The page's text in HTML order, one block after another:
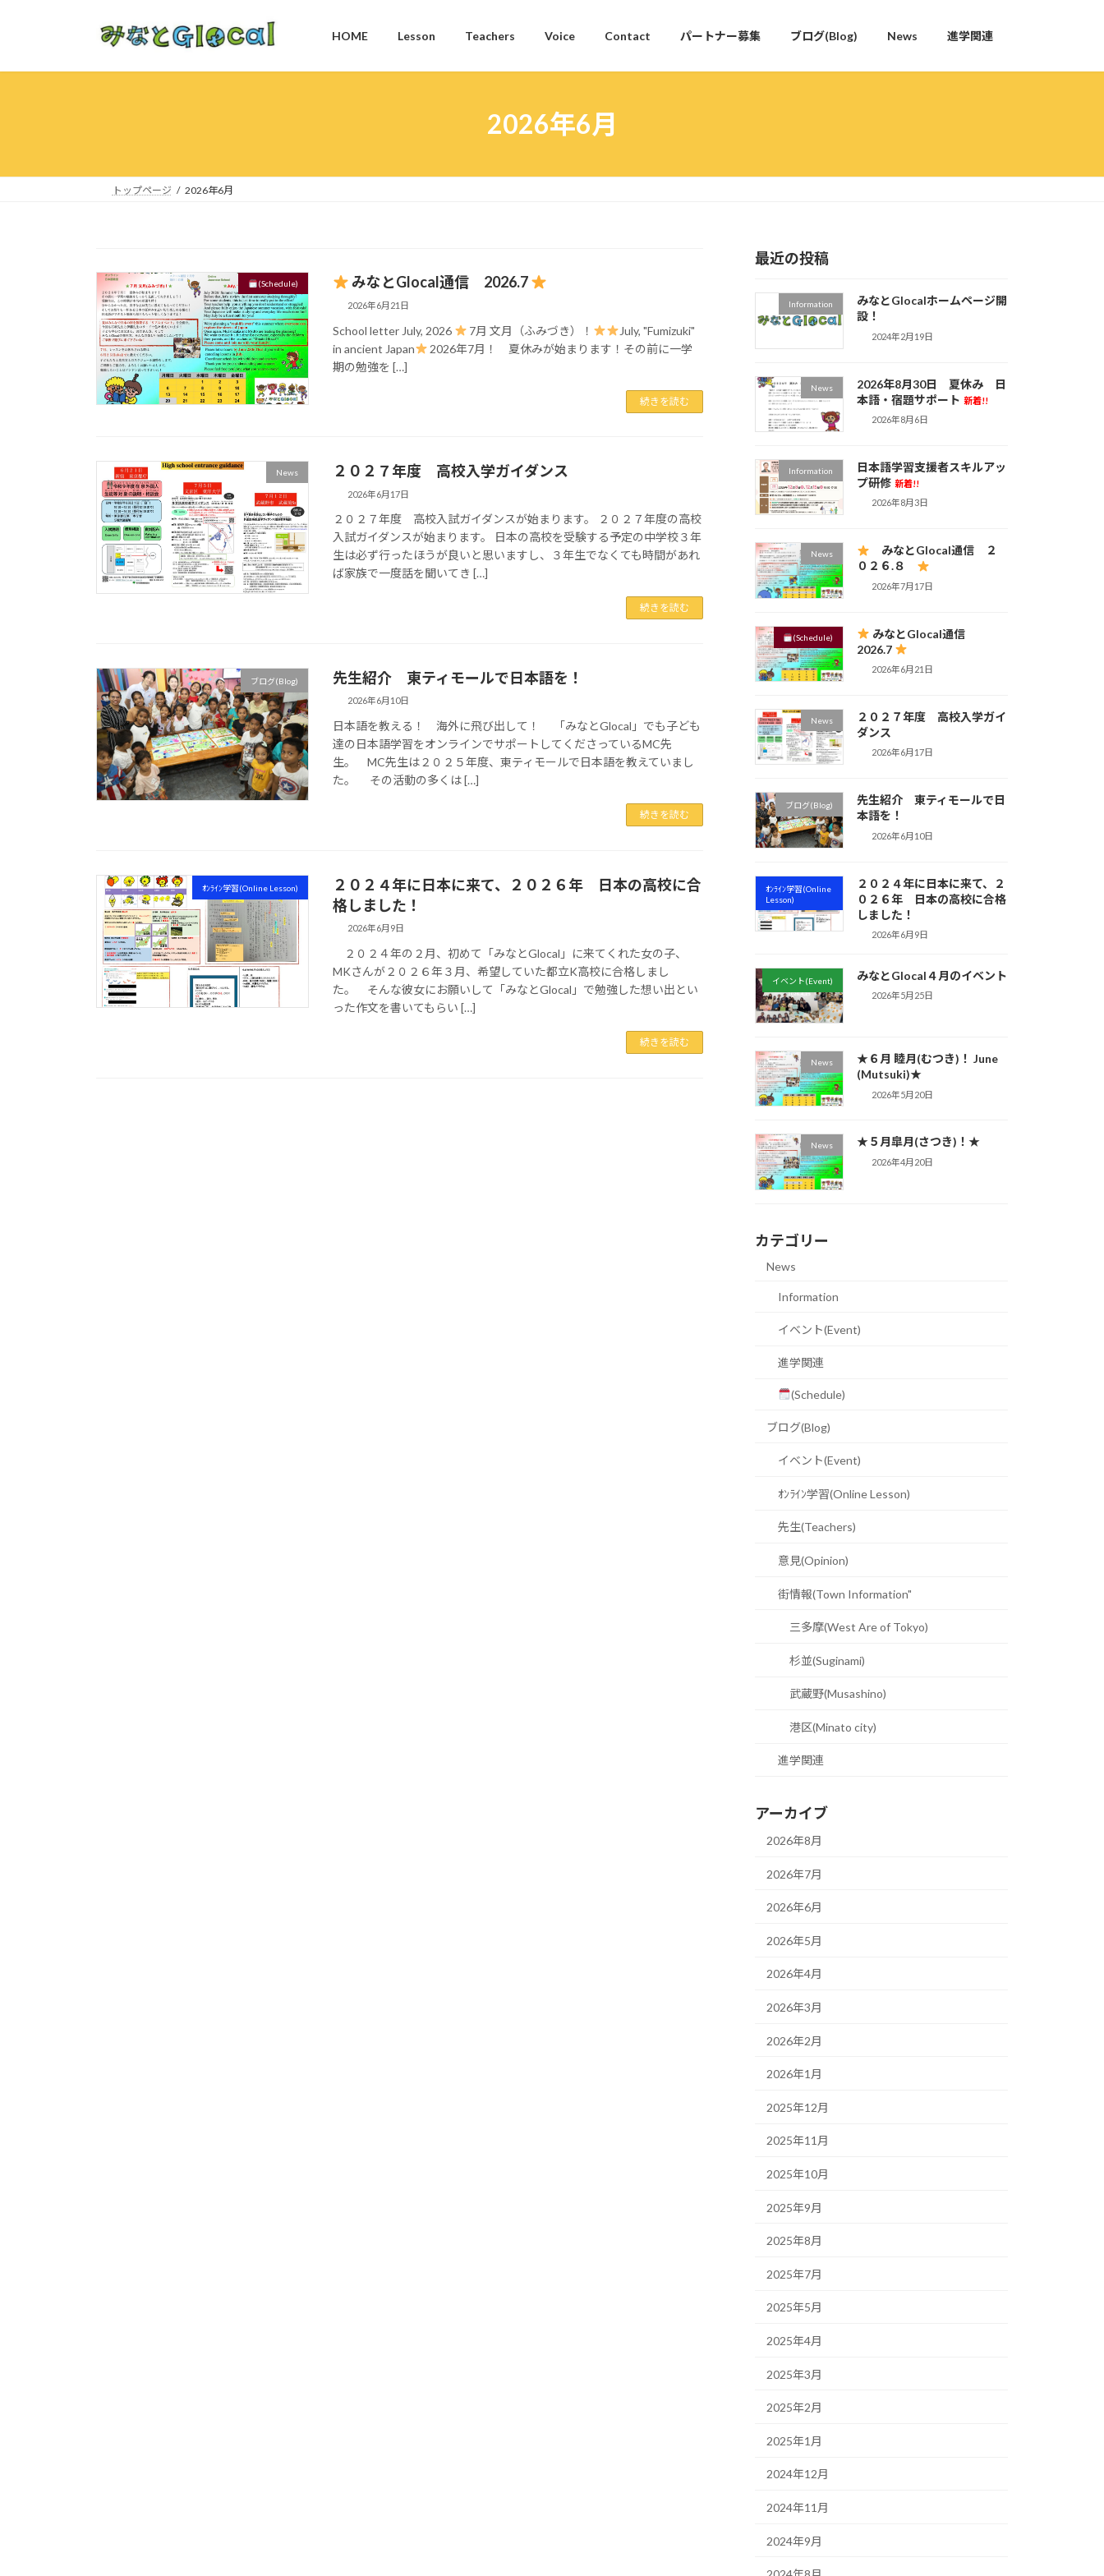
ン
ー
HOME Lesson Teachers Voice Contact パートナー募集 ブログ(Blog) News 進学関連
2026年6月
トップページ 2026年6月
(Schedule) みなとGlocal通信 2026.7
2026年6月21日
School letter July, 2026 7月 文月（ふみづき）！
July, "Fumizuki"
in ancient Japan
2026年7月！ 夏休みが始まります！その前に一学
期の勉強を […]
続きを読む
News ２０２７年度 高校入学ガイダンス
2026年6月17日
２０２７年度 高校入試ガイダンスが始まります。 ２０２７年度の高校
入試ガイダンスが始まります。 日本の高校を受験する予定の中学校３年
生は必ず行ったほうが良いと思いますし、３年生でなくても時間があれ
ば家族で一度話を聞いてき […]
続きを読む
ブログ(Blog) 先生紹介 東ティモールで日本語を！
2026年6月10日
日本語を教える！ 海外に飛び出して！ 「みなとGlocal」でも子ども
達の日本語学習をオンラインでサポートしてくださっているMC先
生。 MC先生は２０２５年度、東ティモールで日本語を教えていまし
た。 その活動の多くは […]
続きを読む
ｵﾝﾗｲﾝ学習(Online Lesson)
２０２４年に日本に来て、２０２６年 日本の高校に合
格しました！
2026年6月9日
２０２４年の２月、初めて「みなとGlocal」に来てくれた女の子、
MKさんが２０２６年３月、希望していた都立K高校に合格しまし
た。 そんな彼女にお願いして「みなとGlocal」で勉強した想い出とい
った作文を書いてもらい […]
続きを読む
最近の投稿
Information
みなとGlocalホームページ開
設！
2024年2月19日
News
2026年8月30日 夏休み 日
本語・宿題サポート 新着!!
2026年8月6日
Information
日本語学習支援者スキルアッ
プ研修 新着!!
2026年8月3日
News
みなとGlocal通信 ２
０２６.８
2026年7月17日
(Schedule)
みなとGlocal通信
2026.7
2026年6月21日
News
２０２７年度 高校入学ガイ
ダンス
2026年6月17日
ブログ(Blog)
先生紹介 東ティモールで日
本語を！
2026年6月10日
ｵﾝﾗｲﾝ学習(Online
Lesson)
２０２４年に日本に来て、２
０２６年 日本の高校に合格
しました！
2026年6月9日
イベント(Event) みなとGlocal４月のイベント
2026年5月25日
News
★６月 睦月(むつき)！ June
(Mutsuki)★
2026年5月20日
News ★５月皐月(さつき)！★
2026年4月20日
カテゴリー
News
Information
イベント(Event)
進学関連
(Schedule)
ブログ(Blog)
イベント(Event)
ｵﾝﾗｲﾝ学習(Online Lesson)
先生(Teachers)
意見(Opinion)
街情報(Town Information"
三多摩(West Are of Tokyo)
杉並(Suginami)
武蔵野(Musashino)
港区(Minato city)
進学関連
アーカイブ
2026年8月
2026年7月
2026年6月
2026年5月
2026年4月
2026年3月
2026年2月
2026年1月
2025年12月
2025年11月
2025年10月
2025年9月
2025年8月
2025年7月
2025年5月
2025年4月
2025年3月
2025年2月
2025年1月
2024年12月
2024年11月
2024年9月